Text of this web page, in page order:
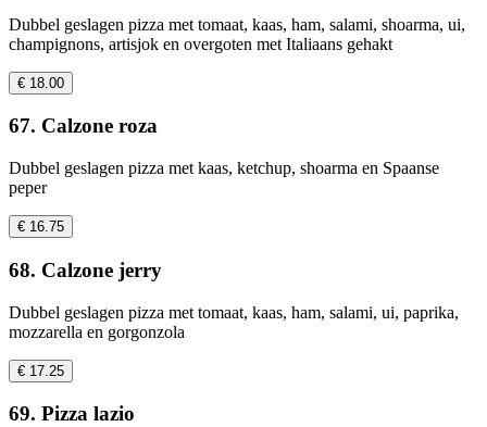
Dubbel geslagen pizza met tomaat, kaas, ham, salami, shoarma, ui,
champignons, artisjok en overgoten met Italiaans gehakt
€ 18.00
67. Calzone roza
Dubbel geslagen pizza met kaas, ketchup, shoarma en Spaanse
peper
€ 16.75
68. Calzone jerry
Dubbel geslagen pizza met tomaat, kaas, ham, salami, ui, paprika,
mozzarella en gorgonzola
€ 17.25
69. Pizza lazio